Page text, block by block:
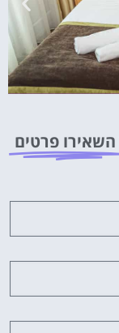
השאירו פרטים